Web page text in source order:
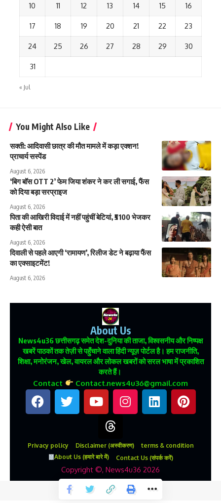
10 11 12 13 14 15 16
17 18 19 20 21 22 23
24 25 26 27 28 29 30
31
« Jul
You Might Also Like
सक्ती: आदिवासी छात्र की मौत मामले में कड़ा एक्शन!
प्राचार्य सस्पेंड
August 6, 2026
‘बिग बॉस OTT 2’ फेम जिया शंकर ने कर ली सगाई, फैंस
को दिया बड़ा सरप्राइज
August 6, 2026
पिता की आखिरी विदाई में नहीं पहुंचीं बेटियां, ₹5100 भेजकर
कही ऐसी बात
August 6, 2026
दिवाली से पहले आएगी ‘रामायण’, रिलीज डेट ने बढ़ाया फैंस
का एक्साइटमेंट!
August 6, 2026
About Us
News4u36छत्तीसगढ़ समेत देश-दुनिया की ताजा, विश्वसनीय और निष्पक्ष
खबरें पाठकों तक तेज़ी से पहुँचाने वाला हिंदी न्यूज़ पोर्टल है। हम राजनीति,
शिक्षा, मनोरंजन, खेल, वायरल और लोकल खबरों को सरल भाषा में प्रकाशित
करते हैं।
Contact Contact.news4u36@gmail.com
Privacy policy Disclaimer (अस्वीकरण)
terms & condition
About Us (हमारे बारे में)
Contact Us (संपर्क करें)
Copyright ©, News4u36 2026